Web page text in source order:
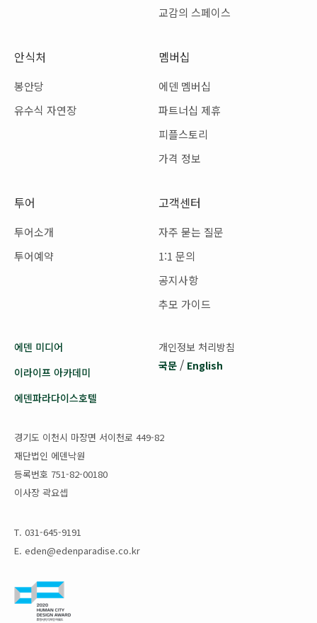
교감의 스페이스
안식처
봉안당
유수식 자연장
멤버십
에덴 멤버십
파트너십 제휴
피플스토리
가격 정보
투어
투어소개
투어예약
고객센터
자주 묻는 질문
1:1 문의
공지사항
추모 가이드
에덴 미디어
이라이프 아카데미
에덴파라다이스호텔
개인정보 처리방침
국문 / English
경기도 이천시 마장면 서이천로 449-82
재단법인 에덴낙원
등록번호 751-82-00180
이사장 곽요셉
T. 031-645-9191
E. eden@edenparadise.co.kr